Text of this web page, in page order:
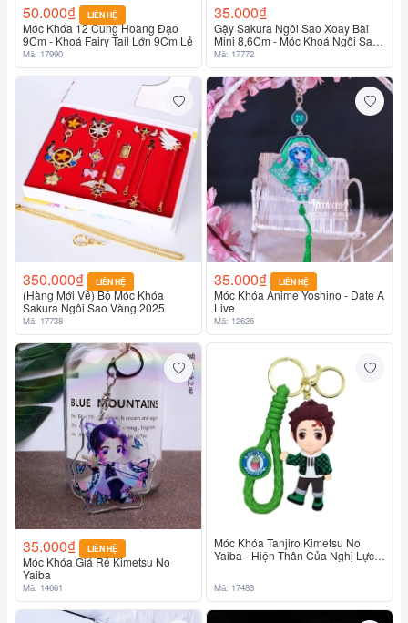
50.000₫ LIÊN HỆ
Móc Khóa 12 Cung Hoàng Đạo
9Cm - Khoá Fairy Tail Lớn 9Cm Lẻ
Mã: 17990
35.000₫
Gậy Sakura Ngôi Sao Xoay Bài
Mini 8,6Cm - Móc Khoá Ngôi Sao
Sakura
Mã: 17772
350.000₫ LIÊN HỆ
(Hàng Mới Về) Bộ Móc Khóa
Sakura Ngôi Sao Vàng 2025
Mã: 17738
35.000₫ LIÊN HỆ
Móc Khóa Anime Yoshino - Date A
Live
Mã: 12626
35.000₫ LIÊN HỆ
Móc Khóa Giá Rẻ Kimetsu No
Yaiba
Mã: 14661
Móc Khóa Tanjiro Kimetsu No
Yaiba - Hiện Thân Của Nghị Lực
Mã: 17483